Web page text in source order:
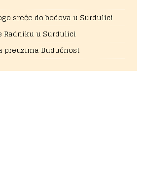
sreće do bodova u Surdulici
Radniku u Surdulici
preuzima Budućnost